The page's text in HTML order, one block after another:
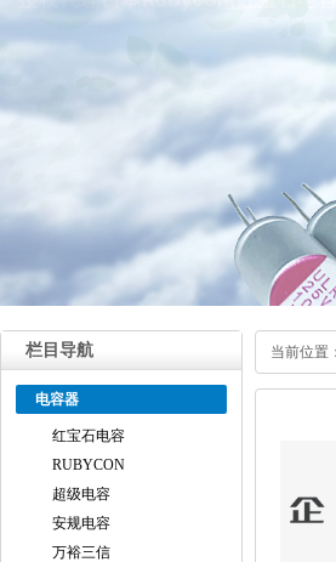
栏目导航
电容器
红宝石电容
RUBYCON
超级电容
安规电容
万裕三信
当前位置：